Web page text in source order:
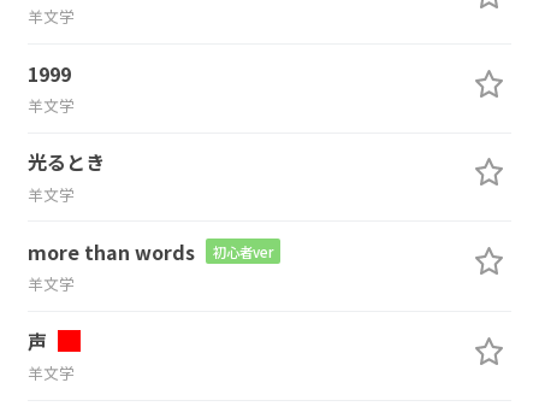
羊文学
1999
羊文学
光るとき
羊文学
more than words 初心者ver
羊文学
声
羊文学